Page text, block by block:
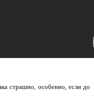
страшно, особенно, если до